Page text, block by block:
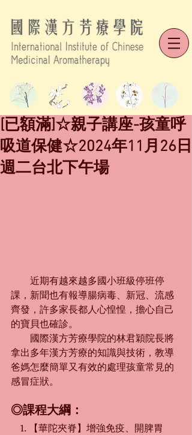
[已額滿]☆親子講座-孩童呼
吸道保健☆2024年11月26日
週二台北下午場
近期有越來越多國小班級停班停
課，新聞也有報導腸病毒、新冠、流感
齊發，許多家長都人心惶惶，擔心自己
的寶貝也確診。
國際漢方芳療學院的林君穎院長將
拿出多年漢方芳療的知識與技術，教導
爸媽怎麼簡單又有效的處理孩童常見的
感冒症狀。
◎課程大綱：
1. 【華陀夾脊】增強免疫、開脾胃